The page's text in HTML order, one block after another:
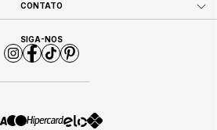
CONTATO
SIGA-NOS